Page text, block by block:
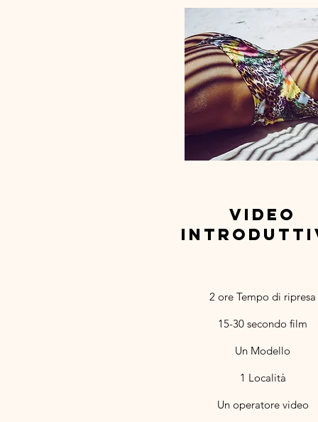
video
2 ore Tempo di ripresa
15-30 secondo film
Un Modello​
1 Località
Un operatore video